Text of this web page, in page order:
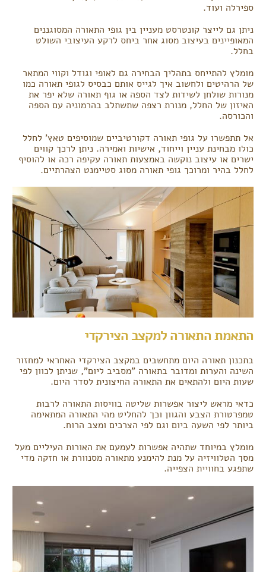
ספירלה ועוד.
ניתן גם לייצר קונטרסט מעניין בין גופי התאורה המסוגננים
המאופיינים בעיצוב מסוג אחר ביחס לרקע העיצובי השולט
בחלל.
מומלץ להתייחס בתהליך הבחירה גם לאופי וגודל וקווי המתאר
של הרהיטים ולחשוב איך לגייס אותם כבסיס לגופי תאורה כמו
מנורות שולחן לשידות לצד הספה או גוף תאורה שלא יפר את
האיזון של החלל, מנורת רצפה שתשתלב בהרמוניה עם הספה
והכורסה.
אל תתפשרו על גופי תאורה דקורטיביים שמוסיפים טאץ' לחלל
כולו מבחינת עניין וייחוד, אישיות ואמירה. ניתן לרכך קווים
ישרים או עיצוב נוקשה באמצעות תאורה עקיפה רכה או להוסיף
לחלל בהיר ומרוכך גופי תאורה מסוג סטיימנט הצהרתיים.
התאמת התאורה למקצב הצירקדי
בתכנון תאורה היום מתחשבים במקצב הצירקדי האחראי למחזור
השינה והערות ומדובר בתאורה "מסביב ליום", שניתן לכוון לפי
שעות היום ולהתאים את התאורה החיצונית לסדר היום.
כדאי מראש ליצור אפשרות שליטה בוויסות התאורה לרבות
טמפרטורת הצבע והגוון וכך להחליט מהי התאורה המתאימה
ביותר לפי השעה ביום וגם לפי הצרכים ומצב הרוח.
מומלץ במיוחד שתהיה אפשרות לעמעם את האורות העיליים מעל
מסך הטלוויזיה על מנת להימנע מתאורה מסנוורת או חזקה מדי
שתפגע בחוויית הצפייה.